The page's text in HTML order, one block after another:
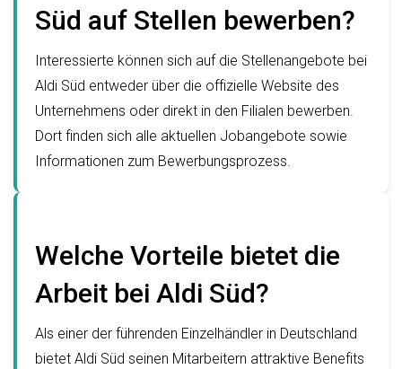
Süd auf Stellen bewerben?
Interessierte können sich auf die Stellenangebote bei
Aldi Süd entweder über die offizielle Website des
Unternehmens oder direkt in den Filialen bewerben.
Dort finden sich alle aktuellen Jobangebote sowie
Informationen zum Bewerbungsprozess.
Welche Vorteile bietet die
Arbeit bei Aldi Süd?
Als einer der führenden Einzelhändler in Deutschland
bietet Aldi Süd seinen Mitarbeitern attraktive Benefits